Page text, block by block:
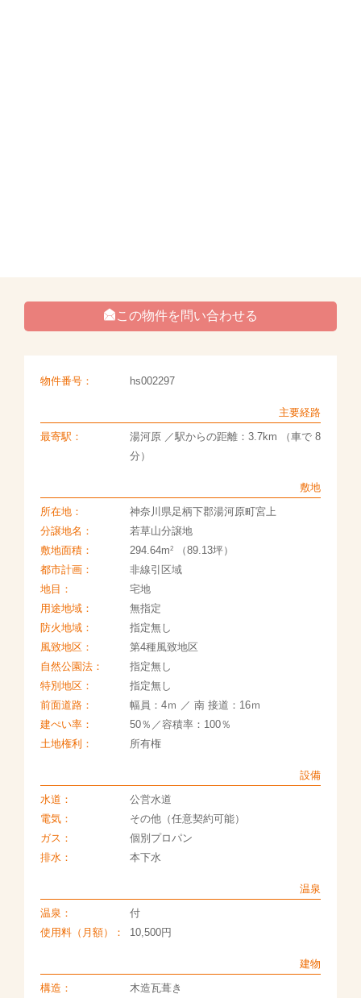
この物件を問い合わせる
物件番号： hs002297
主要経路
最寄駅：
湯河原 ／駅からの距離：3.7km （車で 8
分）
敷地
所在地：
神奈川県足柄下郡湯河原町宮上
分譲地名：
若草山分譲地
敷地面積：
294.64m2（89.13坪）
都市計画：
非線引区域
地目：
宅地
用途地域：
無指定
防火地域：
指定無し
風致地区：
第4種風致地区
自然公園法：
指定無し
特別地区：
指定無し
前面道路：
幅員：4ｍ ／ 南 接道：16ｍ
建ぺい率：
50％／容積率：100％
土地権利：
所有権
設備
水道：
公営水道
電気：
その他（任意契約可能）
ガス：
個別プロパン
排水：
本下水
温泉
温泉：
付
使用料（月額）：
10,500円
建物
構造：
木造瓦葺き